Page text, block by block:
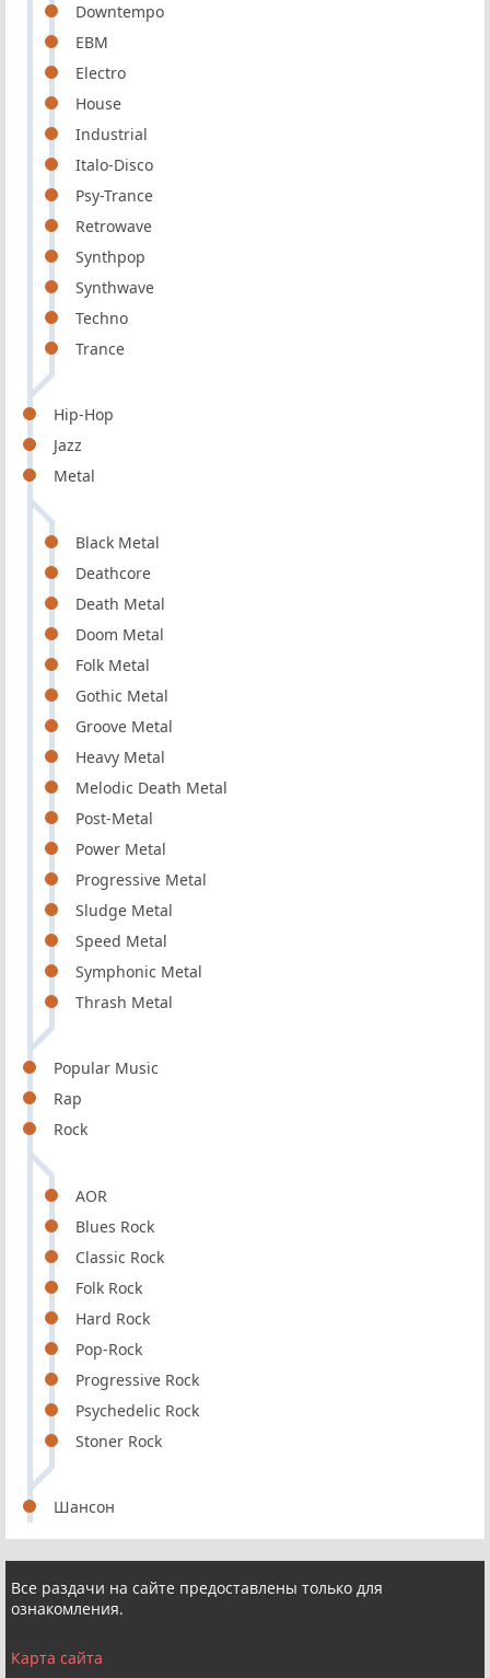
Downtempo
EBM
Electro
House
Industrial
Italo-Disco
Psy-Trance
Retrowave
Synthpop
Synthwave
Techno
Trance
Hip-Hop
Jazz
Metal
Black Metal
Deathcore
Death Metal
Doom Metal
Folk Metal
Gothic Metal
Groove Metal
Heavy Metal
Melodic Death Metal
Post-Metal
Power Metal
Progressive Metal
Sludge Metal
Speed Metal
Symphonic Metal
Thrash Metal
Popular Music
Rap
Rock
AOR
Blues Rock
Classic Rock
Folk Rock
Hard Rock
Pop-Rock
Progressive Rock
Psychedelic Rock
Stoner Rock
Шансон
Все раздачи на сайте предоставлены только для
ознакомления.
Карта сайта